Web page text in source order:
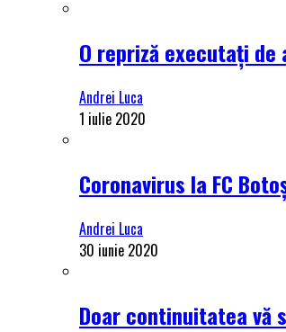
O repriză executați
Andrei Luca
1 iulie 2020
Coronavirus la FC
Andrei Luca
30 iunie 2020
Doar continuitatea vă